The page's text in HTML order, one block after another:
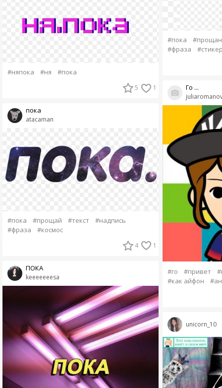
#няпока #ня #пока
5 1
atacaman
пока
#пока #прощай #текст
#надпись
#фраза
#космос
4 1
keeeeeeesa
ПОКА
#пока
#фраза
Го ...
#го #привет
#как айфон
unicorn_10